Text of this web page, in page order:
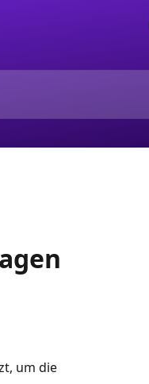
um die